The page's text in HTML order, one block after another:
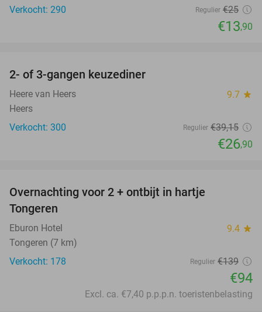
Verkocht: 290
Regulier €25
€13,90
2- of 3-gangen keuzediner
Heere van Heers 9.7 star
Heers
Verkocht: 300
Regulier €39,15
€26,90
Overnachting voor 2 + ontbijt in hartje
Tongeren
Eburon Hotel 9.4 star
Tongeren (7 km)
Verkocht: 178
Regulier €139
€94
Excl. ca. €7,40 p.p.p.n. toeristenbelasting